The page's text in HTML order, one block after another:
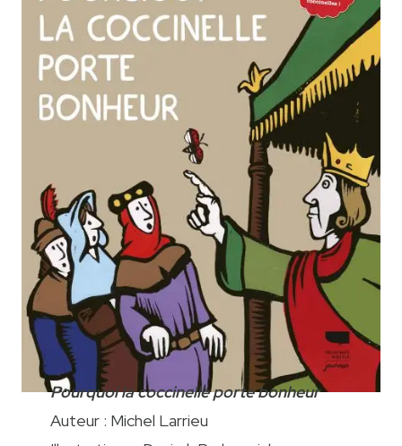
Pourquoi la coccinelle porte bonheur
Auteur : Michel Larrieu